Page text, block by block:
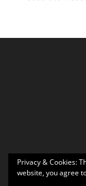
Privacy & Cookies:
website, you agree